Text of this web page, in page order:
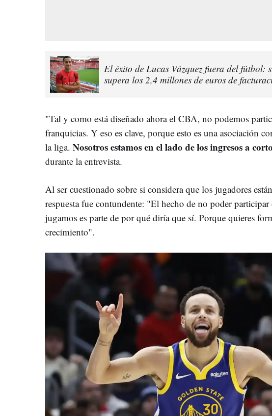
El éxito de Lucas Vázquez fuera del fútbol:
supera los 2,4 millones de euros de
"Tal y como está diseñado ahora el CBA, no podemos
franquicias. Y eso es clave, porque esto es una asociación
la liga. Nosotros estamos en el lado de los ingresos a
durante la entrevista.
Al ser cuestionado sobre si considera que los jugadores
respuesta fue contundente: "El hecho de no poder participar
jugamos es parte de por qué diría que sí. Porque quieres
crecimiento".